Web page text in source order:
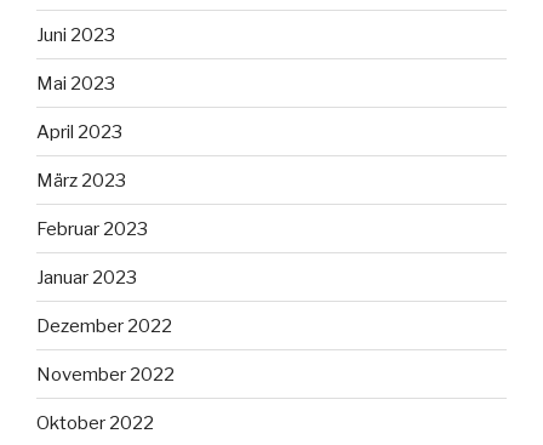
Juni 2023
Mai 2023
April 2023
März 2023
Februar 2023
Januar 2023
Dezember 2022
November 2022
Oktober 2022